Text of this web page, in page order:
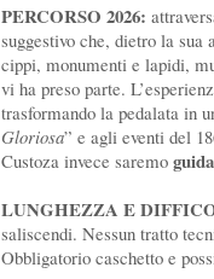
PERCORSO 2026:
suggestivo che, dietro la
cippi, monumenti e lapidi,
vi ha preso parte.
trasformando la pedalata in
Gloriosa” e agli eventi del
Custoza invece saremo
LUNGHEZZA E
saliscendi. Nessun tratto
Obbligatorio caschetto e